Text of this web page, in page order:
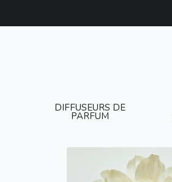
DIFFUSEURS DE
PARFUM